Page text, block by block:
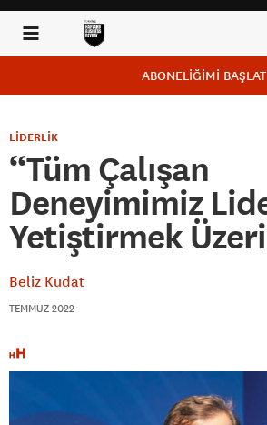
ABONELİĞİMİ BAŞLAT
LİDERLİK
“Tüm Çalışan
Deneyimimiz
Yetiştirmek
Beliz Kudat
TEMMUZ 2022